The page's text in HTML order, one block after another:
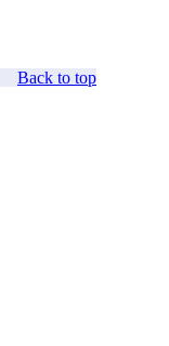
Back to top